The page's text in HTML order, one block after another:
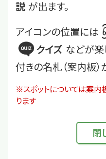
説 が出ます。
アイコンの位置には
クイズ などが楽
付きの名札（案内板）
※スポットについては案内
ります
閉